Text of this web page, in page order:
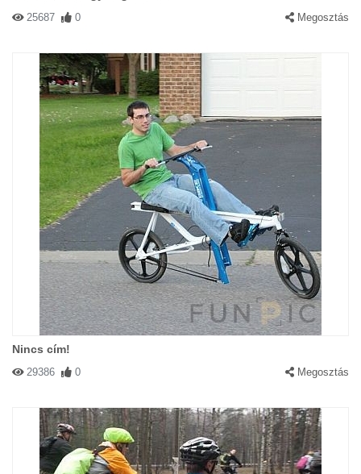
25687 0 Megosztás
Nincs cím!
29386 0 Megosztás